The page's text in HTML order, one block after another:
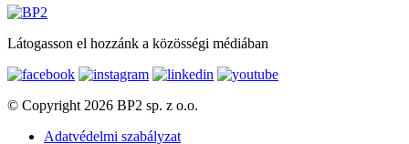
Látogasson el hozzánk a közösségi médiában
© Copyright 2026 BP2 sp. z o.o.
Adatvédelmi szabályzat